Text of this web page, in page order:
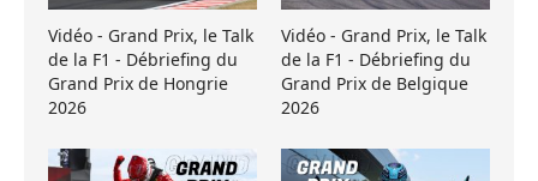
Vidéo - Grand Prix, le Talk
de la F1 - Débriefing du
Grand Prix de Hongrie
2026
Vidéo - Grand Prix, le Talk
de la F1 - Débriefing du
Grand Prix de Belgique
2026